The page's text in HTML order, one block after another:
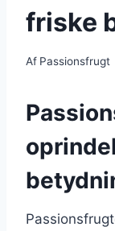
friske
Af Passionsfrugt